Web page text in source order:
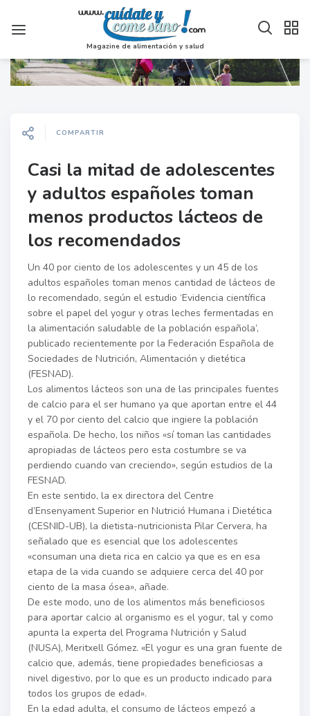
Magazine de alimentación y salud
COMPARTIR
Casi la mitad de adolescentes
y adultos españoles toman
menos productos lácteos de
los recomendados
Un 40 por ciento de los adolescentes y un 45 de los
adultos españoles toman menos cantidad de lácteos de
lo recomendado, según el estudio ‘Evidencia científica
sobre el papel del yogur y otras leches fermentadas en
la alimentación saludable de la población española’,
publicado recientemente por la Federación Española de
Sociedades de Nutrición, Alimentación y dietética
(FESNAD).
Los alimentos lácteos son una de las principales fuentes
de calcio para el ser humano ya que aportan entre el 44
y el 70 por ciento del calcio que ingiere la población
española. De hecho, los niños «sí toman las cantidades
apropiadas de lácteos pero esta costumbre se va
perdiendo cuando van creciendo», según estudios de la
FESNAD.
En este sentido, la ex directora del Centre
d’Ensenyament Superior en Nutrició Humana i Dietética
(CESNID-UB), la dietista-nutricionista Pilar Cervera, ha
señalado que es esencial que los adolescentes
«consuman una dieta rica en calcio ya que es en esa
etapa de la vida cuando se adquiere cerca del 40 por
ciento de la masa ósea», añade.
De este modo, uno de los alimentos más beneficiosos
para aportar calcio al organismo es el yogur, tal y como
apunta la experta del Programa Nutrición y Salud
(NUSA), Meritxell Gómez. «El yogur es una gran fuente de
calcio que, además, tiene propiedades beneficiosas a
nivel digestivo, por lo que es un producto indicado para
todos los grupos de edad».
En la edad adulta, el consumo de lácteos empezó a